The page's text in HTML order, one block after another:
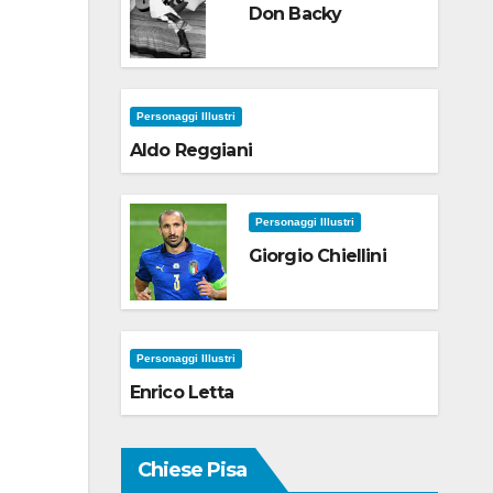
Don Backy
Personaggi Illustri
Aldo Reggiani
Personaggi Illustri
Giorgio Chiellini
Personaggi Illustri
Enrico Letta
Chiese Pisa